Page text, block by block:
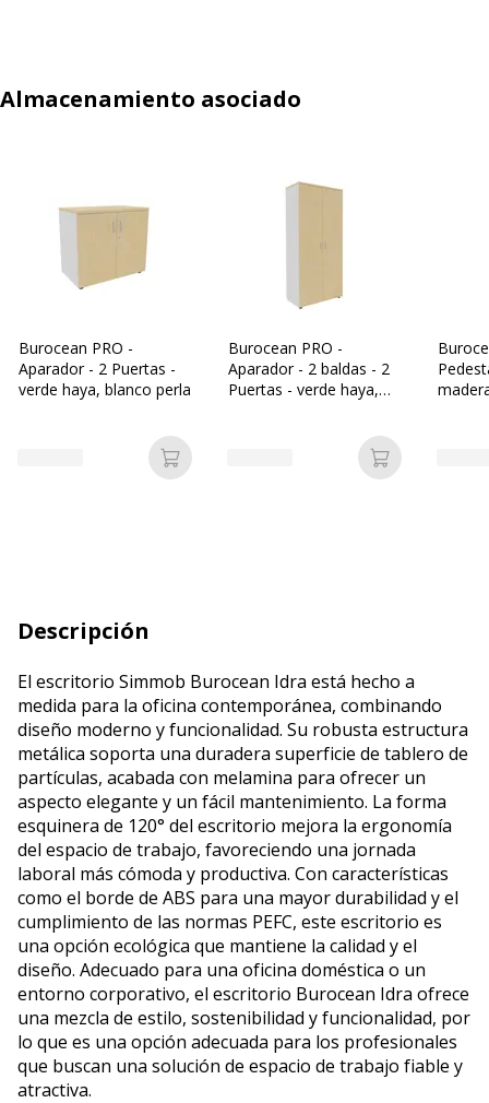
Almacenamiento asociado
Burocean PRO -
Aparador - 2 Puertas -
verde haya, blanco perla
Añadir a la cesta
Burocean PRO -
Aparador - 2 baldas - 2
Puertas - verde haya,
Añadir a la
Descripción
El escritorio Simmob Burocean Idra está hecho a
medida para la oficina contemporánea, combinando
diseño moderno y funcionalidad. Su robusta estructura
metálica soporta una duradera superficie de tablero de
partículas, acabada con melamina para ofrecer un
aspecto elegante y un fácil mantenimiento. La forma
esquinera de 120° del escritorio mejora la ergonomía
del espacio de trabajo, favoreciendo una jornada
laboral más cómoda y productiva. Con características
como el borde de ABS para una mayor durabilidad y el
cumplimiento de las normas PEFC, este escritorio es
una opción ecológica que mantiene la calidad y el
diseño. Adecuado para una oficina doméstica o un
entorno corporativo, el escritorio Burocean Idra ofrece
una mezcla de estilo, sostenibilidad y funcionalidad, por
lo que es una opción adecuada para los profesionales
que buscan una solución de espacio de trabajo fiable y
atractiva.